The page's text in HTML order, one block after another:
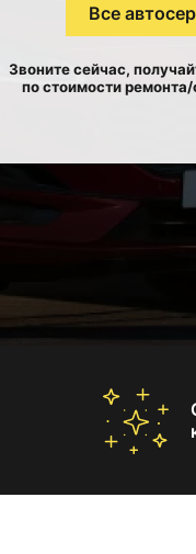
Все
Звоните сейчас,
по стоимости